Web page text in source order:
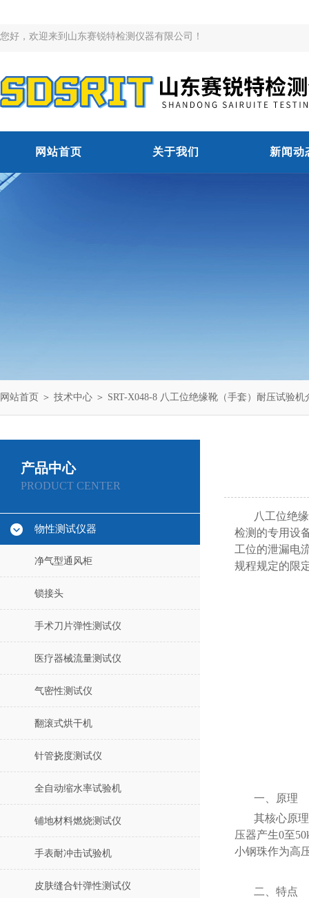
您好，欢迎来到山东赛锐特检测仪器有限公司！
网站首页 关于我们 新闻动
网站首页 ＞ 技术中心 ＞ SRT-X048-8 八工位绝缘靴（手套）耐压试验
产品中心
PRODUCT CENTER
物性测试仪器
净气型通风柜
锁接头
手术刀片弹性测试仪
医疗器械流量测试仪
气密性测试仪
翻滚式烘干机
针管挠度测试仪
全自动缩水率试验机
铺地材料燃烧测试仪
手表耐冲击试验机
皮肤缝合针弹性测试仪
八工位绝
检测的专用设
工位的泄漏电
规程规定的限
一、原理
其核心原
压器产生0至
小钢珠作为高
二、特点